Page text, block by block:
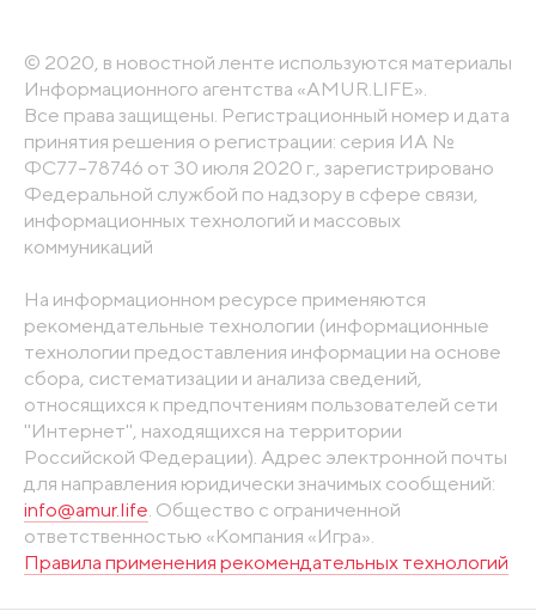
© 2020, в новостной ленте используются материалы
Информационного агентства «AMUR.LIFE».
Все права защищены. Регистрационный номер и дата
принятия решения о регистрации: серия ИА №
ФС77-78746 от 30 июля 2020 г., зарегистрировано
Федеральной службой по надзору в сфере связи,
информационных технологий и массовых
коммуникаций
На информационном ресурсе применяются
рекомендательные технологии (информационные
технологии предоставления информации на основе
сбора, систематизации и анализа сведений,
относящихся к предпочтениям пользователей сети
"Интернет", находящихся на территории
Российской Федерации). Адрес электронной почты
для направления юридически значимых сообщений:
info@amur.life . Общество с ограниченной
ответственностью «Компания «Игра».
Правила применения рекомендательных технологий